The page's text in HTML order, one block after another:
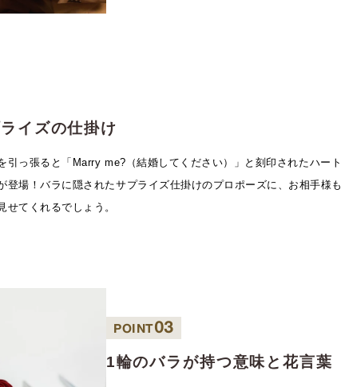
イズの仕掛け
引っ張ると「Marry me?（結婚してください）」と刻印されたハート
登場！バラに隠されたサプライズ仕掛けのプロポーズに、お相手様も
せてくれるでしょう。
POINT03
1輪のバラが持つ意味と花言葉